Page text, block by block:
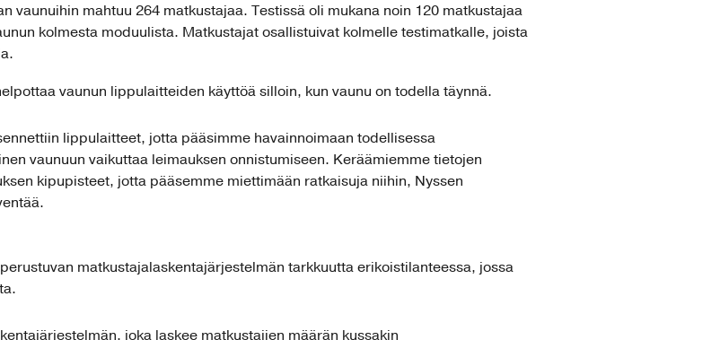
vaunuihin mahtuu 264 matkustajaa. Testissä oli mukana noin 120 matkustajaa
kolmesta moduulista. Matkustajat osallistuivat kolmelle testimatkalle, joista
vaunun lippulaitteiden käyttöä silloin, kun vaunu on todella täynnä.
lippulaitteet, jotta pääsimme havainnoimaan todellisessa
vaunuun vaikuttaa leimauksen onnistumiseen. Keräämiemme tietojen
kipupisteet, jotta pääsemme miettimään ratkaisuja niihin, Nyssen
matkustajalaskentajärjestelmän tarkkuutta erikoistilanteessa, jossa
joka laskee matkustajien määrän kussakin